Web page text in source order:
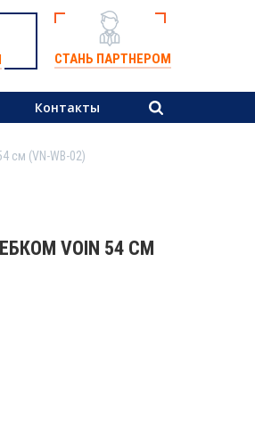
СТАНЬ ПАРТНЕРОМ
Контакты
см (VN-WB-02)
VOIN 54 СМ